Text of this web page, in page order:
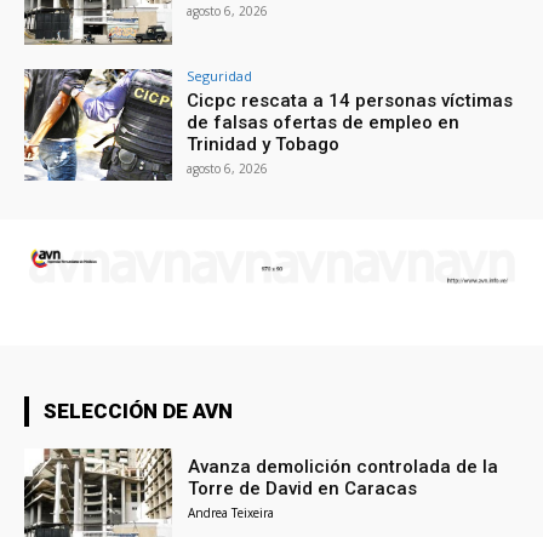
agosto 6, 2026
Seguridad
Cicpc rescata a 14 personas víctimas
de falsas ofertas de empleo en
Trinidad y Tobago
agosto 6, 2026
SELECCIÓN DE AVN
Avanza demolición controlada de la
Torre de David en Caracas
Andrea Teixeira